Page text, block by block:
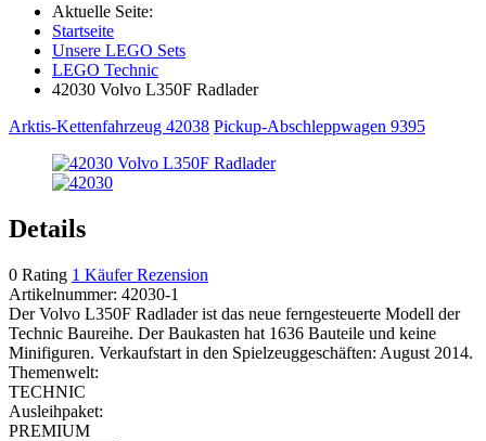
Aktuelle Seite:
Startseite
Unsere LEGO Sets
LEGO Technic
42030 Volvo L350F Radlader
Arktis-Kettenfahrzeug 42038 Pickup-Abschleppwagen 9395
Details
0 Rating 1 Käufer Rezension
Artikelnummer: 42030-1
Der Volvo L350F Radlader ist das neue ferngesteuerte Modell der
Technic Baureihe. Der Baukasten hat 1636 Bauteile und keine
Minifiguren. Verkaufstart in den Spielzeuggeschäften: August 2014.
Themenwelt:
TECHNIC
Ausleihpaket:
PREMIUM